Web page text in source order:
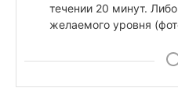
течении 20 минут.
желаемого уровня